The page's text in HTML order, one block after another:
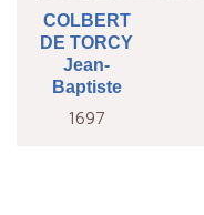
COLBERT
DE TORCY
Jean-
Baptiste
1697